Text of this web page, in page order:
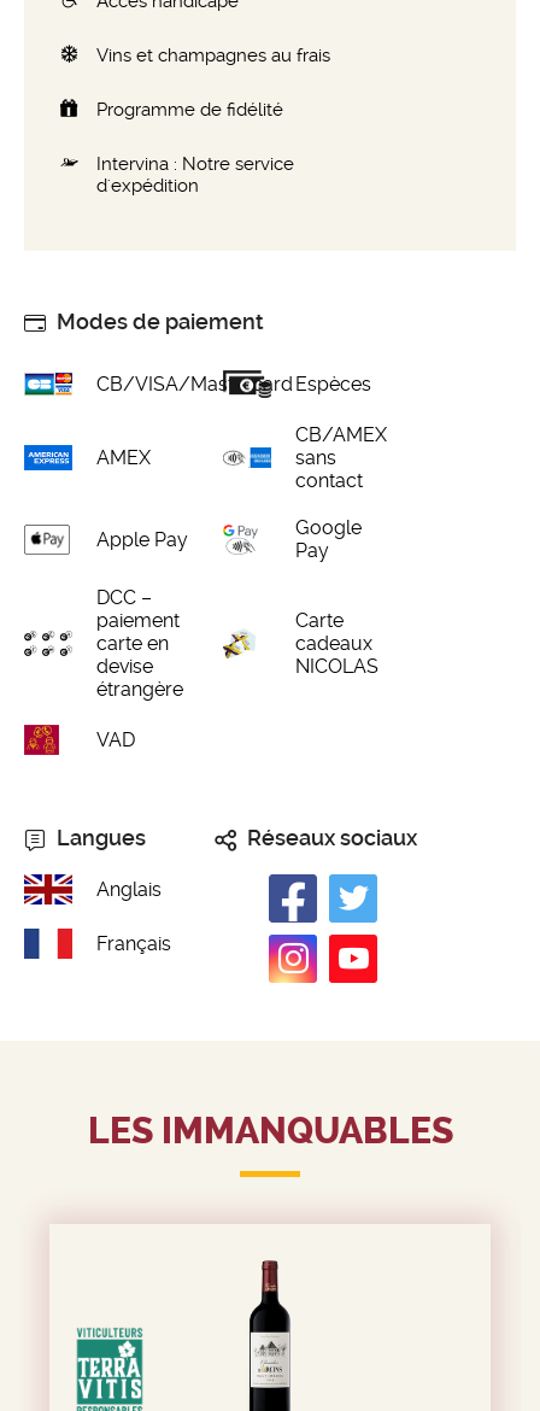
Vins et champagnes au frais
Programme de fidélité
Intervina : Notre service
d'expédition
Modes de paiement
CB/VISA/Mastercard Espèces
AMEX
CB/AMEX
sans
contact
Apple Pay
Google
Pay
DCC –
paiement
carte en
devise
étrangère
Carte
cadeaux
NICOLAS
VAD
Réseaux sociaux
Langues
Anglais
Français
LES IMMANQUABLES